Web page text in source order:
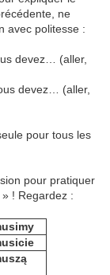
ne
avec politesse :
devez… (aller,
devez… (aller,
pour tous les
pour pratiquer
! Regardez :